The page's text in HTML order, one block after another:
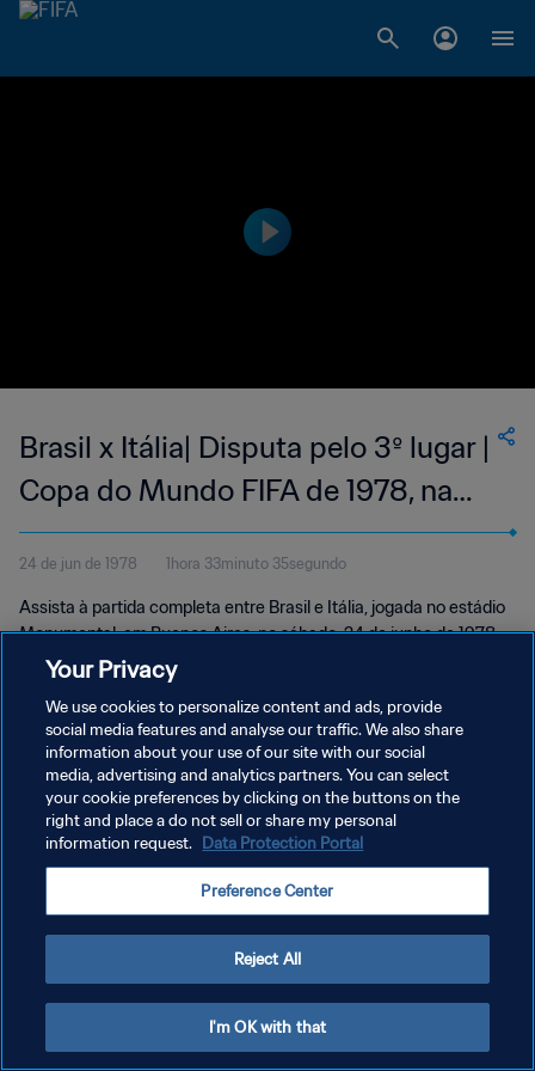
Brasil x Itália| Disputa pelo 3º lugar |
Copa do Mundo FIFA de 1978, na
Argentina | Jogo completo
24 de jun de 1978 1hora 33minuto 35segundo
Assista à partida completa entre Brasil e Itália, jogada no estádio
Monumental, em Buenos Aires, no sábado, 24 de junho de 1978.
POLÍTICA DE PRIVACIDADE
TERMOS DE SERVIÇO
ADMINISTRAR AS PREFERÊNCIAS DE COOKIES
Your Privacy
We use cookies to personalize content and ads, provide
social media features and analyse our traffic. We also share
information about your use of our site with our social
media, advertising and analytics partners. You can select
your cookie preferences by clicking on the buttons on the
right and place a do not sell or share my personal
information request. Data Protection Portal
Preference Center
Reject All
I'm OK with that